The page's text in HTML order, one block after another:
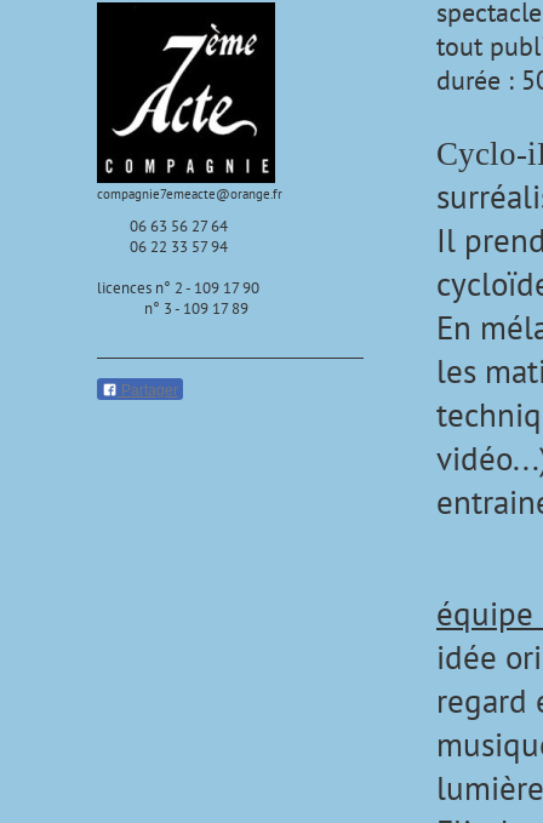
compagnie7emeacte@orange.fr
06 63 56 27 64
06 22 33 57 94
licences n° 2 - 109 17 90
n° 3 - 109 17 89
Partager
tout
durée :
Cyclo-
Il
En
les
idée
regard